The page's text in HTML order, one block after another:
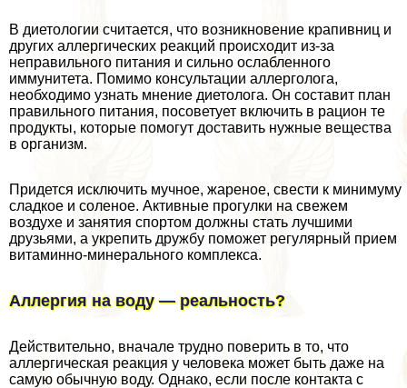
В диетологии считается, что возникновение крапивниц и
других аллергических реакций происходит из-за
неправильного питания и сильно ослабленного
иммунитета. Помимо консультации аллерголога,
необходимо узнать мнение диетолога. Он составит план
правильного питания, посоветует включить в рацион те
продукты, которые помогут доставить нужные вещества
в организм.
Придется исключить мучное, жареное, свести к минимуму
сладкое и соленое. Активные прогулки на свежем
воздухе и занятия спортом должны стать лучшими
друзьями, а укрепить дружбу поможет регулярный прием
витаминно-минерального комплекса.
Аллергия на воду — реальность?
Действительно, вначале трудно поверить в то, что
аллергическая реакция у человека может быть даже на
самую обычную воду. Однако, если после контакта с